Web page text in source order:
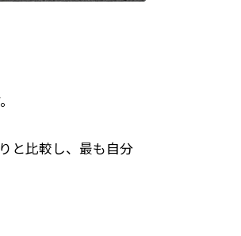
と比較し、最も自分